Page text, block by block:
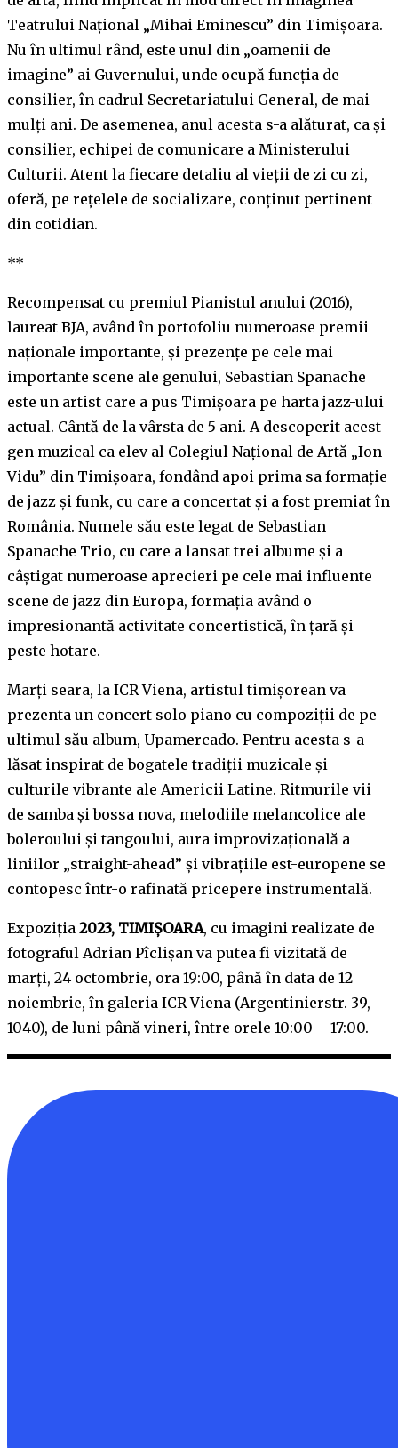
Teatrului Național „Mihai Eminescu” din Timișoara.
Nu în ultimul rând, este unul din „oamenii de
imagine” ai Guvernului, unde ocupă funcția de
consilier, în cadrul Secretariatului General, de mai
mulți ani. De asemenea, anul acesta s-a alăturat, ca și
consilier, echipei de comunicare a Ministerului
Culturii. Atent la fiecare detaliu al vieții de zi cu zi,
oferă, pe rețelele de socializare, conținut pertinent
din cotidian.
**
Recompensat cu premiul Pianistul anului (2016),
laureat BJA, având în portofoliu numeroase premii
naționale importante, și prezențe pe cele mai
importante scene ale genului, Sebastian Spanache
este un artist care a pus Timișoara pe harta jazz-ului
actual. Cântă de la vârsta de 5 ani. A descoperit acest
gen muzical ca elev al Colegiul Naţional de Artă „Ion
Vidu” din Timişoara, fondând apoi prima sa formaţie
de jazz şi funk, cu care a concertat și a fost premiat în
România. Numele său este legat de Sebastian
Spanache Trio, cu care a lansat trei albume și a
câștigat numeroase aprecieri pe cele mai influente
scene de jazz din Europa, formația având o
impresionantă activitate concertistică, în ţară şi
peste hotare.
Marți seara, la ICR Viena, artistul timișorean va
prezenta un concert solo piano cu compoziții de pe
ultimul său album, Upamercado. Pentru acesta s-a
lăsat inspirat de bogatele tradiții muzicale și
culturile vibrante ale Americii Latine. Ritmurile vii
de samba și bossa nova, melodiile melancolice ale
boleroului și tangoului, aura improvizațională a
liniilor „straight-ahead” și vibrațiile est-europene se
contopesc într-o rafinată pricepere instrumentală.
Expoziția 2023, TIMIȘOARA, cu imagini realizate de
fotograful Adrian Pîclișan va putea fi vizitată de
marți, 24 octombrie, ora 19:00, până în data de 12
noiembrie, în galeria ICR Viena (Argentinierstr. 39,
1040), de luni până vineri, între orele 10:00 – 17:00.